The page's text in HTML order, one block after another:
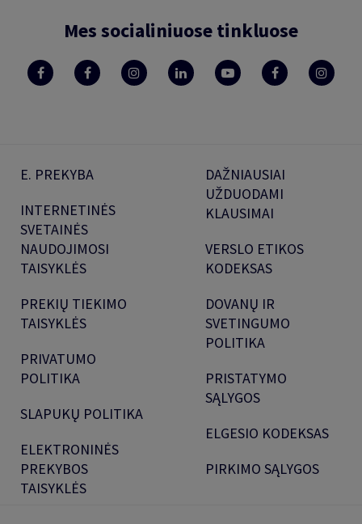
Mes socialiniuose tinkluose
E. PREKYBA
INTERNETINĖS
SVETAINĖS
NAUDOJIMOSI
TAISYKLĖS
PREKIŲ TIEKIMO
TAISYKLĖS
PRIVATUMO
POLITIKA
SLAPUKŲ POLITIKA
ELEKTRONINĖS
PREKYBOS
TAISYKLĖS
DAŽNIAUSIAI
UŽDUODAMI
KLAUSIMAI
VERSLO ETIKOS
KODEKSAS
DOVANŲ IR
SVETINGUMO
POLITIKA
PRISTATYMO
SĄLYGOS
ELGESIO KODEKSAS
PIRKIMO SĄLYGOS